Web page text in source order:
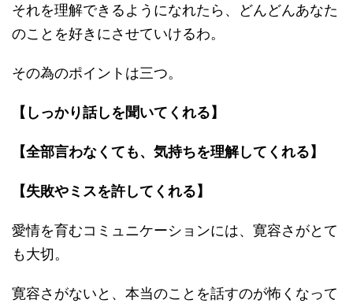
それを理解できるようになれたら、どんどんあなた
のことを好きにさせていけるわ。
その為のポイントは三つ。
【しっかり話しを聞いてくれる】
【全部言わなくても、気持ちを理解してくれる】
【失敗やミスを許してくれる】
愛情を育むコミュニケーションには、寛容さがとて
も大切。
寛容さがないと、本当のことを話すのが怖くなって